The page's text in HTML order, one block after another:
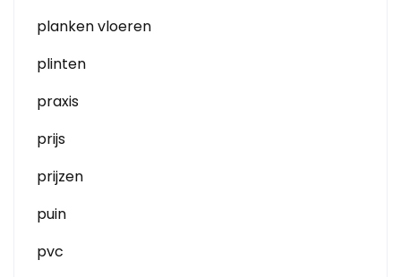
planken vloeren
plinten
praxis
prijs
prijzen
puin
pvc